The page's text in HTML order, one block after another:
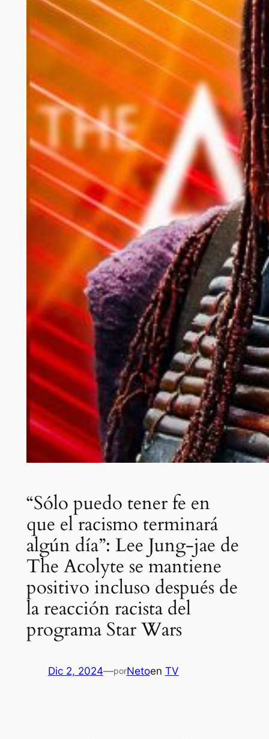
“Sólo puedo tener fe en
que el racismo terminará
algún día”: Lee Jung-jae de
The Acolyte se mantiene
positivo incluso después de
la reacción racista del
programa Star Wars
Dic 2, 2024—porNetoen TV